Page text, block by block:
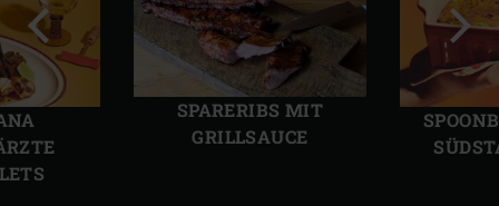
SPARERIBS MIT
GRILLSAUCE
Vorherige
Folie